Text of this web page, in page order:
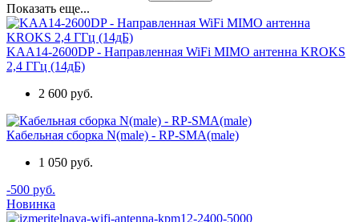
Показать еще...
KAA14-2600DP - Направленная WiFi MIMO антенна KROKS
2,4 ГГц (14дБ)
2 600 руб.
Кабельная сборка N(male) - RP-SMA(male)
1 050 руб.
-500 руб.
Новинка